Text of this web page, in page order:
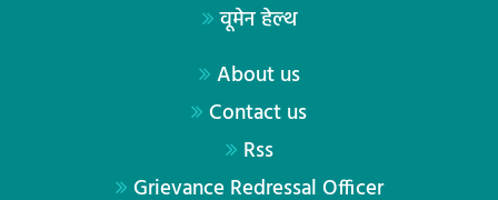
वूमेन हेल्थ
About us
Contact us
Rss
Grievance Redressal Officer